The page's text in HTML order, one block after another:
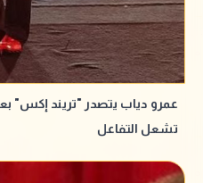
عمرو دياب يتصدر "تريند إكس" بعد
تشعل التفاعل